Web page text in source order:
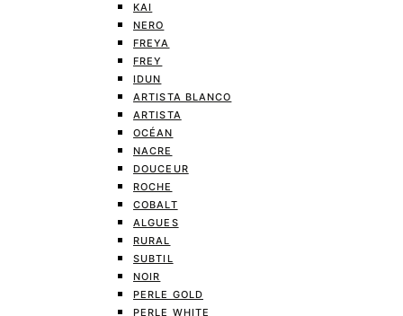
KAI
NERO
FREYA
FREY
IDUN
ARTISTA BLANCO
ARTISTA
OCÉAN
NACRE
DOUCEUR
ROCHE
COBALT
ALGUES
RURAL
SUBTIL
NOIR
PERLE GOLD
PERLE WHITE